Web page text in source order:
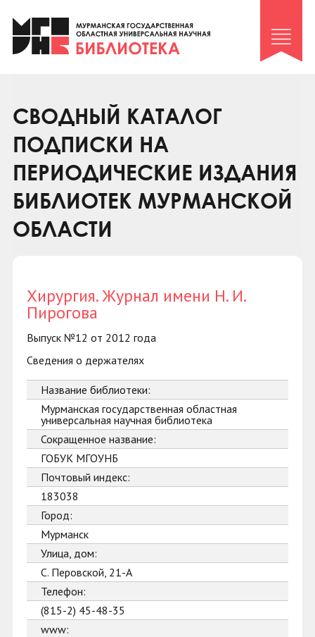
Клуб «Гиря и сельдерей»
Клуб «Семейный архив»
Коллегам
Контакты
СВОДНЫЙ КАТАЛОГ
ПОДПИСКИ НА
ПЕРИОДИЧЕСКИЕ ИЗДАНИЯ
БИБЛИОТЕК МУРМАНСКОЙ
ОБЛАСТИ
Хирургия. Журнал имени Н. И.
Пирогова
Выпуск №12 от 2012 года
Сведения о держателях
Название библиотеки:
Мурманская государственная областная
универсальная научная библиотека
Сокращенное название:
ГОБУК МГОУНБ
Почтовый индекс:
183038
Город:
Мурманск
Улица, дом:
С. Перовской, 21-А
Телефон:
(815-2) 45-48-35
www: